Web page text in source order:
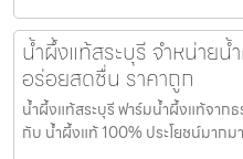
น้ำผึ้งแท้สระบุรี จำหน่าย
อร่อยสดชื่น ราคาถูก
น้ำผึ้งแท้สระบุรี ฟาร์มน้ำผึ้งแท้จาก
กับ น้ำผึ้งแท้ 100% ประโยชน์มากม